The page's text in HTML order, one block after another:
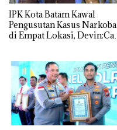
IPK Kota Batam Kawal
Pengusutan Kasus Narkoba
di Empat Lokasi, Devin:Cari